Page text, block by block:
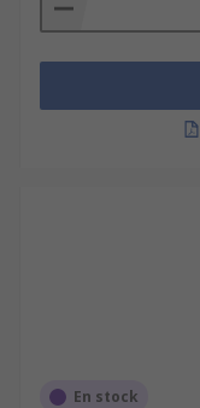
En stock